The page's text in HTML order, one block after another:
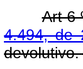
Art 6
4.494, de
devolutivo.